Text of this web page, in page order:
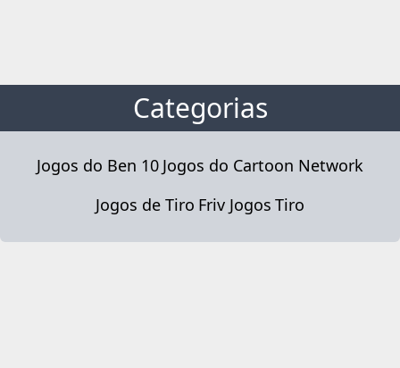
Categorias
Jogos do Ben 10 Jogos do Cartoon Network
Jogos de Tiro Friv Jogos Tiro